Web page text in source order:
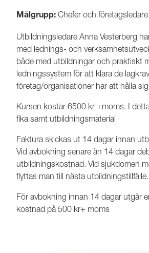
Målgrupp: Chefer och företagsledare
Utbildningsledare Anna Vesterberg
med lednings- och
både med utbildningar och praktiskt
ledningssystem för att klara de
företag/organisationer har att hålla
Kursen kostar 6500 kr +moms. I
fika samt utbildningsmaterial
Faktura skickas ut 14 dagar innan
Vid avbokning senare än 14 dagar
utbildningskostnad. Vid sjukdomen
flyttas man till nästa utbildningstillfälle.
För avbokning innan 14 dagar utgår
kostnad på 500 kr+ moms